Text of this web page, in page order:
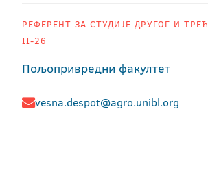
РЕФЕРЕНТ ЗА СТУДИЈЕ ДРУГОГ И
II-26
Пољопривредни факултет
vesna.despot@agro.unibl.org